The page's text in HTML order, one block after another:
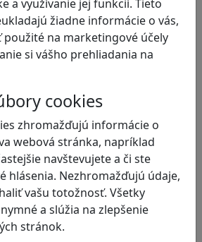
a využívanie jej funkcií. Tieto
žiadne informácie o vás,
na marketingové účely
si vášho prehliadania na
cookies
zhromažďujú informácie o
webová stránka, napríklad
navštevujete a či ste
hlásenia. Nezhromažďujú údaje,
vašu totožnosť. Všetky
a slúžia na zlepšenie
stránok.
AR: Vráťte sa do
ríša siahala až po
hra, ktorá ponúka…